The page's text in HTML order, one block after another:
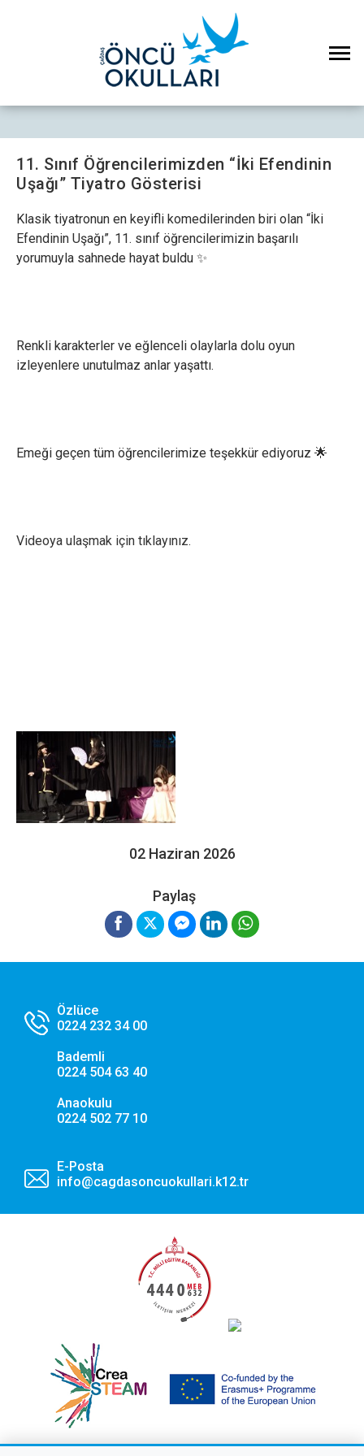
11. Sınıf Öğrencilerimizden “İki Efendinin
Uşağı” Tiyatro Gösterisi
Klasik tiyatronun en keyifli komedilerinden biri olan “İki
Efendinin Uşağı”, 11. sınıf öğrencilerimizin başarılı
yorumuyla sahnede hayat buldu ✨
Renkli karakterler ve eğlenceli olaylarla dolu oyun
izleyenlere unutulmaz anlar yaşattı.
Emeği geçen tüm öğrencilerimize teşekkür ediyoruz 🌟
Videoya ulaşmak için tıklayınız.
02 Haziran 2026
Paylaş
Özlüce
0224 232 34 00
Bademli
0224 504 63 40
Anaokulu
0224 502 77 10
E-Posta
info@cagdasoncuokullari.k12.tr
Web sitemizin temel fonksiyonlarının düzgün çalışması,
güvenliği ve erişilebilirliği için kullanılması zorunlu olan
çerezlerdir.
Performans ve Analiz Çerezleri
iyileştirmemize yardımcı olur.
Pazarlama ve Hedefleme Çerezleri
İlgi alanlarınıza göre kişiselleştirilmiş duyuru, etkinlik
reklamları ve içerikler sunmak amacıyla iş ortaklarımız
Tercihlerimi Kaydet